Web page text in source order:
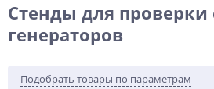
Стенды для проверки
генераторов
Подобрать товары по параметрам